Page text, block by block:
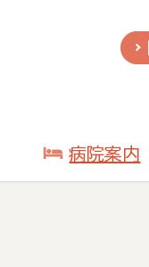
病院案内